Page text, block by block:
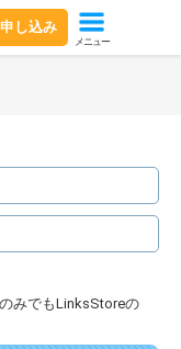
し込み
メニュー
みでもLinksStoreの